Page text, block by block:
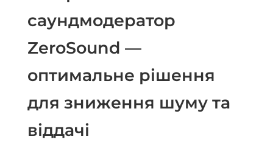
саундмодератор
ZeroSound —
оптимальне рішення
для зниження шуму та
віддачі